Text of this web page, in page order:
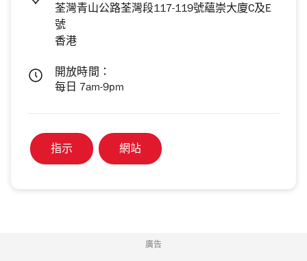
荃灣青山公路荃灣段117-119號蘊崇大廈C及E
號
香港
開放時間：
每日 7am-9pm
指示 網站
廣告